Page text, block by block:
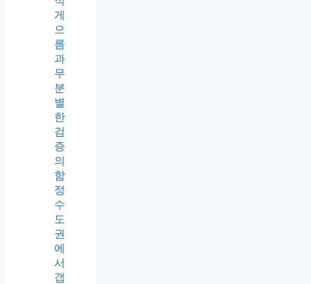
게
으
름
과
무
분
별
한
검
증
의
함
정
수
도
권
에
서
갭